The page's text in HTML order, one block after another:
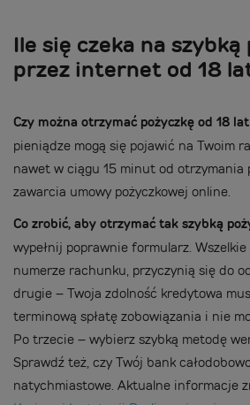
Ile się czeka na szybką
przez internet od 18
Czy można otrzymać pożyczkę od 18
pieniądze mogą się pojawić na Twoim
nawet w ciągu 15 minut od otrzymania
zawarcia umowy pożyczkowej online.
Co zrobić, aby otrzymać tak szybką
wypełnij poprawnie formularz. Wszelkie
numerze rachunku, przyczynią się do
drugie – Twoja zdolność kredytowa
terminową spłatę zobowiązania i nie
Po trzecie – wybierz szybką metodę
Sprawdź też, czy Twój bank
natychmiastowe. Aktualne informacje